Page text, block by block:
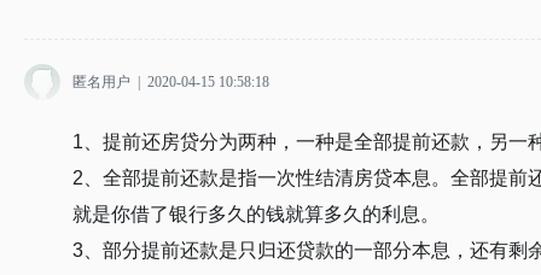
匿名用户 2020-04-15 10:58:18
1、提前还房贷分为两种，一种是全部提前还款，另一
2、全部提前还款是指一次性结清房贷本息。全部提
就是你借了银行多久的钱就算多久的利息。
3、部分提前还款是只归还贷款的一部分本息，还有